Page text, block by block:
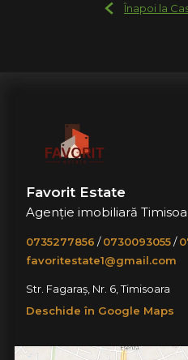
Înapoi la
Favorit Estate
Agenție imobiliară
0735277856 /0730093055/
favoritestate1@gmail.com
Str. Fagaraș, Nr. 6, Timisoara
Deschide în Google Maps